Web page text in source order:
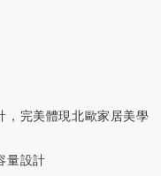
，完美體現北歐家居美學
量設計